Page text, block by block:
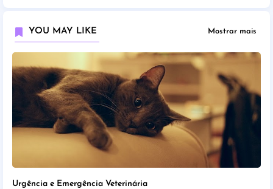
YOU MAY LIKE Mostrar mais
Urgência e Emergência Veterinária